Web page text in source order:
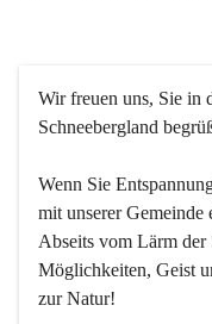
Wir freuen uns, Sie in
Schneebergland
Wenn Sie
mit unserer Gemeinde
Abseits vom Lärm der
Möglichkeiten, Geist
zur Natur!